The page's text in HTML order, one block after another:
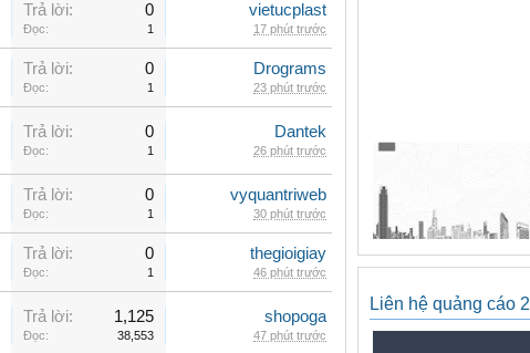
Trả lời: 0
Đọc: 1
vietucplast
17 phút trước
Trả lời: 0
Đọc: 1
Drograms
23 phút trước
Trả lời: 0
Đọc: 1
Dantek
26 phút trước
Trả lời: 0
Đọc: 1
vyquantriweb
30 phút trước
Trả lời: 0
Đọc: 1
thegioigiay
46 phút trước
Trả lời: 1,125
Đọc: 38,553
shopoga
47 phút trước
Liên hệ quảng cáo 2